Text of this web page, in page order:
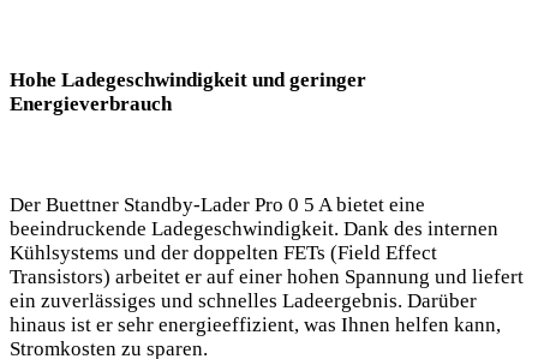
Hohe Ladegeschwindigkeit und⁢ geringer
Energieverbrauch
Der Buettner Standby-Lader ⁣Pro 0 5 A bietet eine
beeindruckende Ladegeschwindigkeit.‌ Dank des internen⁢
Kühlsystems und der doppelten​ FETs‌ (Field Effect
Transistors) arbeitet er auf‍ einer hohen Spannung⁤ und⁣ liefert
ein zuverlässiges⁤ und ‍schnelles Ladeergebnis. Darüber
hinaus ist er sehr energieeffizient, was Ihnen helfen ‌kann,
Stromkosten⁣ zu ‌sparen.